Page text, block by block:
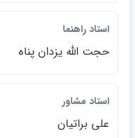
استاد راهنما
حجت الله يزدان پناه
استاد مشاور
علي براتيان